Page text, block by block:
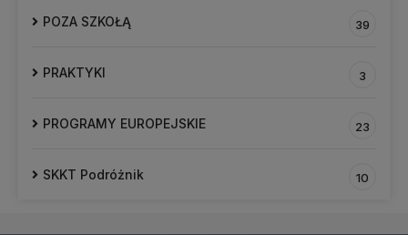
POZA SZKOŁĄ 39
PRAKTYKI 3
PROGRAMY EUROPEJSKIE 23
SKKT Podróżnik 10